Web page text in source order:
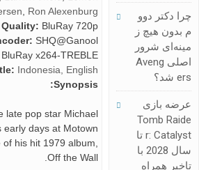
Ron Alexenburg
Quality: BluRay 720p
SHQ@Ganool
x264-TREBLE
Indonesia, English
Synopsis:
late pop star Michael
early days at Motown
his hit 1979 album,
Off the Wall.
چرا دکتر دوو
م بدون هیچ ز
مینه‌ای شرور
اصلی Aveng
Ers شد؟
عرضه بازی
Tomb Raide
R: Catalyst تا
سال 2028 با
تاخیر همراه